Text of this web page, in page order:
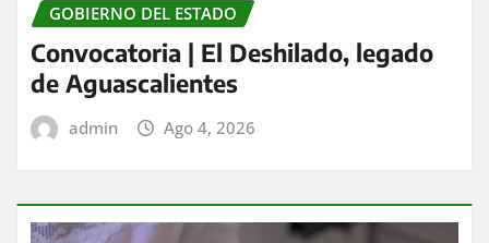
GOBIERNO DEL ESTADO
Convocatoria | El Deshilado, legado
de Aguascalientes
admin Ago 4, 2026